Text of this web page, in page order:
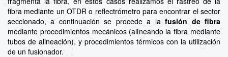
fibra mediante un OTDR o reflectrómetro para encontrar el sector
seccionado, a continuación se procede a lafusión de fibra
mediante procedimientos mecánicos (alineando la fibra mediante
tubos de alineación), y procedimientos térmicos con la utilización
de un fusionador.